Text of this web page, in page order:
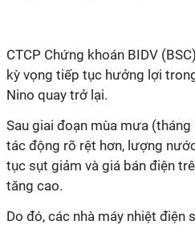
CTCP Chứng khoán BIDV
kỳ vọng tiếp tục hưởng lợi
Nino quay trở lại.
Sau giai đoạn mùa mưa
tác động rõ rệt hơn, lượng
tục sụt giảm và giá bán điện
tăng cao.
Do đó, các nhà máy nhiệt